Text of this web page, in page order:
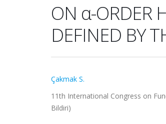
ON α-ORDER
DEFINED BY
Çakmak S.
11th International Congress on
Bildiri)